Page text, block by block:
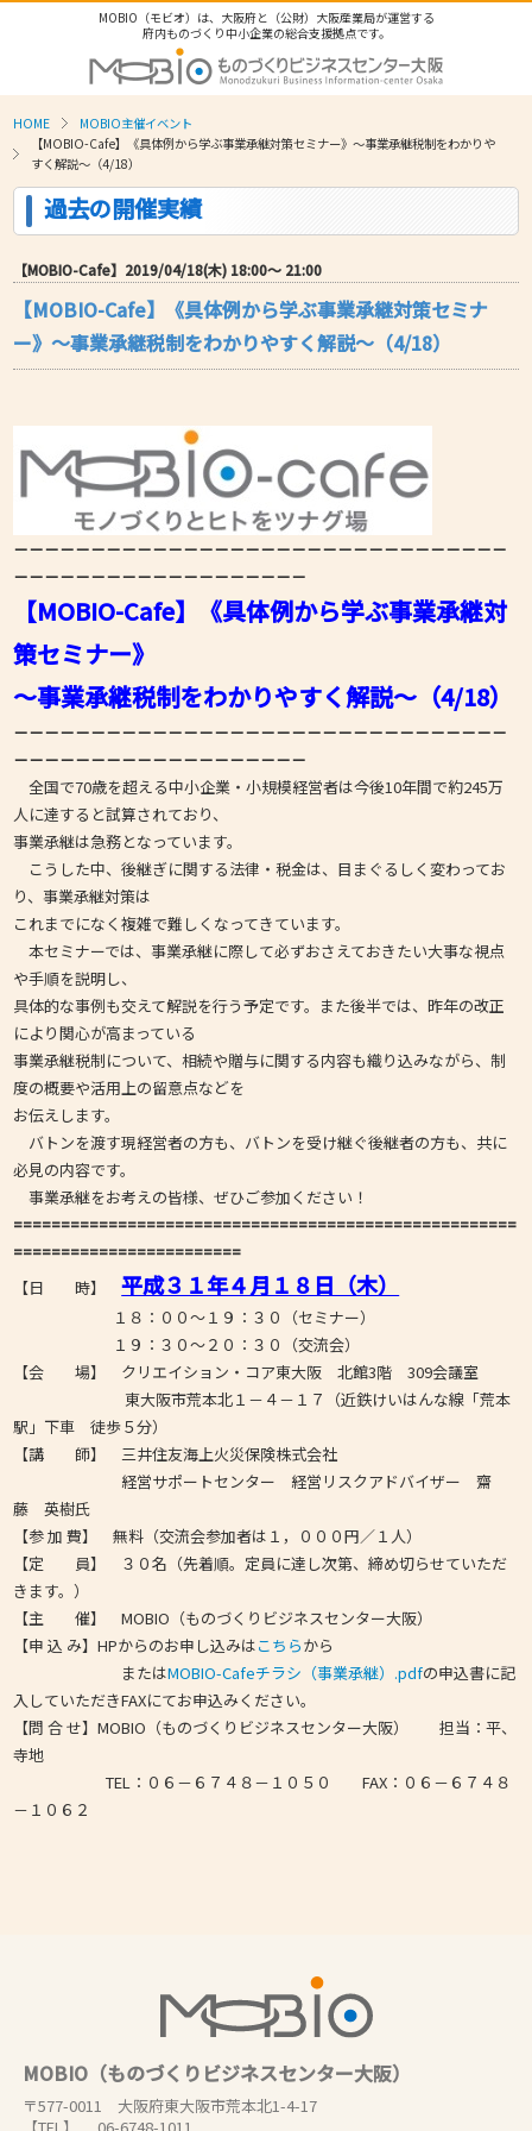
MOBIO（モビオ）は、大阪府と（公財）大阪産業局が運営する
府内ものづくり中小企業の総合支援拠点です。
HOME
MOBIO主催イベント
【MOBIO-Cafe】《具体例から学ぶ事業承継対策セミナー》～事業承継税制をわかりや
すく解説～（4/18）
過去の開催実績
【MOBIO-Cafe】2019/04/18(木) 18:00〜 21:00
【MOBIO-Cafe】《具体例から学ぶ事業承継対策セミナ
ー》～事業承継税制をわかりやすく解説～（4/18）
－－－－－－－－－－－－－－－－－－－－－－－－－－－－－－－－
－－－－－－－－－－－－－－－－－－－
【MOBIO-Cafe】《具体例から学ぶ事業承継対
策セミナー》
～事業承継税制をわかりやすく解説～（4/18）
－－－－－－－－－－－－－－－－－－－－－－－－－－－－－－－－
－－－－－－－－－－－－－－－－－－－
全国で70歳を超える中小企業・小規模経営者は今後10年間で約245万
人に達すると試算されており、
事業承継は急務となっています。
こうした中、後継ぎに関する法律・税金は、目まぐるしく変わってお
り、事業承継対策は
これまでになく複雑で難しくなってきています。
本セミナーでは、事業承継に際して必ずおさえておきたい大事な視点
や手順を説明し、
具体的な事例も交えて解説を行う予定です。また後半では、昨年の改正
により関心が高まっている
事業承継税制について、相続や贈与に関する内容も織り込みながら、制
度の概要や活用上の留意点などを
お伝えします。
バトンを渡す現経営者の方も、バトンを受け継ぐ後継者の方も、共に
必見の内容です。
事業承継をお考えの皆様、ぜひご参加ください！
=====================================================
========================
【日 時】平成３１年４月１８日（木）
１８：００～１９：３０（セミナー）
１９：３０～２０：３０（交流会）
【会 場】 クリエイション・コア東大阪 北館3階 309会議室
東大阪市荒本北１－４－１７（近鉄けいはんな線「荒本
駅」下車 徒歩５分）
【講 師】 三井住友海上火災保険株式会社
経営サポートセンター 経営リスクアドバイザー 齋
藤 英樹氏
【参 加 費】 無料（交流会参加者は１，０００円／１人）
【定 員】 ３０名（先着順。定員に達し次第、締め切らせていただ
きます。）
【主 催】 MOBIO（ものづくりビジネスセンター大阪）
【申 込 み】HPからのお申し込みはこちらから
またはMOBIO-Cafeチラシ（事業承継）.pdfの申込書に記
入していただきFAXにてお申込みください。
【問 合 せ】MOBIO（ものづくりビジネスセンター大阪） 担当：平、
寺地
TEL：０６－６７４８－１０５０ FAX：０６－６７４８
－１０６２
MOBIO（ものづくりビジネスセンター大阪）
〒577-0011 大阪府東大阪市荒本北1-4-17